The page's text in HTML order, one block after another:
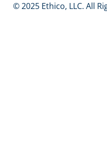
© 2025 Ethico, LLC. All